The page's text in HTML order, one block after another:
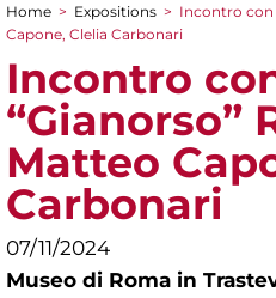
You are here
Home > Expositions > Incontro con
Capone, Clelia Carbonari
Incontro
“Gianorso”
Matteo
Carbonari
07/11/2024
Museo di Roma in